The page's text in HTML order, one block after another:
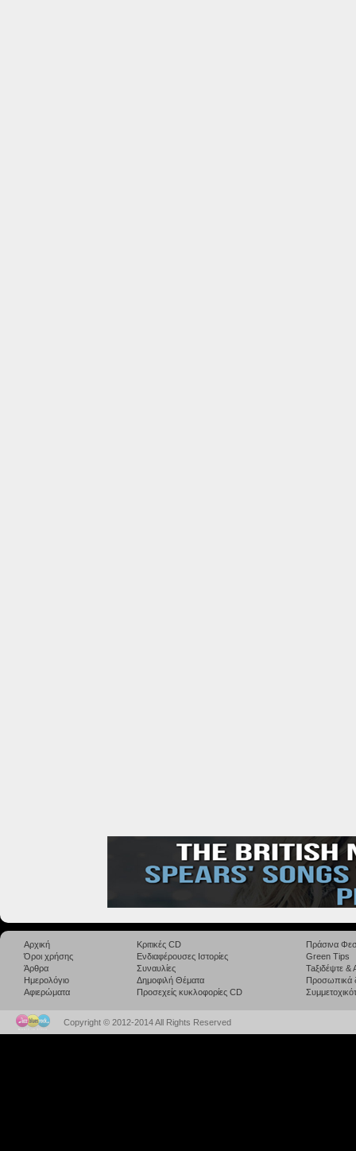
Αρχική
Όροι χρήσης
Άρθρα
Ημερολόγιο
Αφιερώματα
Κριτικές CD
Ενδιαφέρουσες Ιστορίες
Συναυλίες
Δημοφιλή Θέματα
Προσεχείς κυκλοφορίες CD
Πράσινα
Green Tips
Taξιδέψτε
Προσωπικά
Copyright © 2012-2014 All Rights Reserved